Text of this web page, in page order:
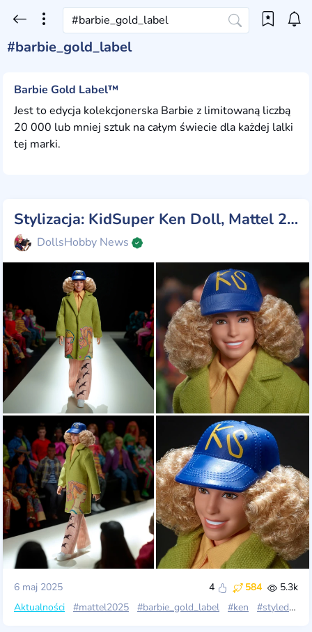
#barbie_gold_label
Barbie Gold Label™
Jest to edycja kolekcjonerska Barbie z limitowaną liczbą
20 000 lub mniej sztuk na całym świecie dla każdej lalki
tej marki.
Stylizacja: KidSuper Ken Doll, Mattel 2025
DollsHobby News
6 maj 2025 4 584
5.3k
Aktualności
#mattel2025 #barbie_gold_label #ken #styled_by_design